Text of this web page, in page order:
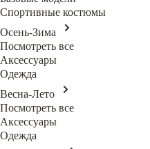
Спортивные костюмы
Осень-Зима
Посмотреть все
Аксессуары
Одежда
Весна-Лето
Посмотреть все
Аксессуары
Одежда